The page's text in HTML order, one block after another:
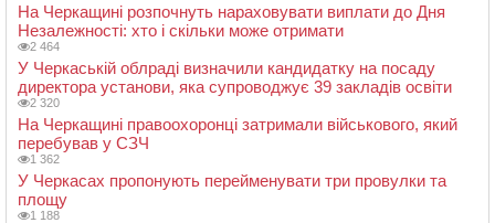
На Черкащині розпочнуть нараховувати виплати до Дня
Незалежності: хто і скільки може отримати
2 464
У Черкаській облраді визначили кандидатку на посаду
директора установи, яка супроводжує 39 закладів освіти
2 320
На Черкащині правоохоронці затримали військового, який
перебував у СЗЧ
1 362
У Черкасах пропонують перейменувати три провулки та
площу
1 188